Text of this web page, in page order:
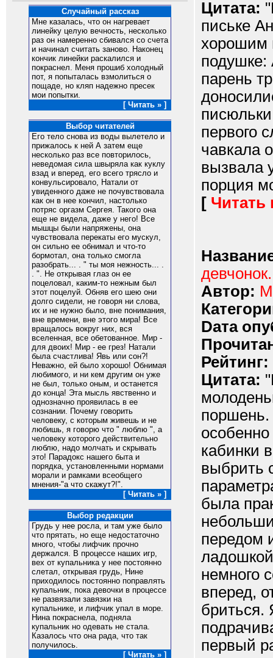
Случайный рассказ
Мне казалась, что он нагревает
линейку целую вечность, несколько
раз он намеренно сбивался со счета
и начинал считать заново. Наконец
кончик линейки раскалился и
покраснел. Меня прошиб холодный
пот, я попыталась взмолиться о
пощаде, но кляп надежно пресек
мои попытки.
[ Читать » ]
Выбор читателей
Его тело снова из воды вылетело и
прижалось к ней А затем еще
несколько раз все повторилось,
неведомая сила швыряла как куклу
взад и вперед, его всего трясло и
конвульсировало, Натали от
увиденного даже не почувствовала
как он в нее кончил, настолько
потряс оргазм Сергея. Такого она
еще не видела, даже у него! Все
мышцы были напряжены, она
чувствовала перекаты его мускул,
он сильно ее обнимал и что-то
бормотал, она только смогла
разобрать... . " ты моя нежность... .
. ". Не открывая глаз он ее
поцеловал, каким-то нежным был
этот поцелуй. Обняв его шею они
долго сидели, не говоря ни слова,
их и не нужно было, вне понимания,
вне времени, вне этого мира! Все
вращалось вокруг них, вся
вселенная, все обетованное. Мир -
для двоих! Мир - ее грез! Натали
была счастлива! Явь или сон?!
Неважно, ей было хорошо! Обнимая
любимого, и ни кем другим он уже
не был, только оным, и останется
до конца! Эта мысль явственно и
однозначно проявилась в ее
сознании. Почему говорить
человеку, с которым живешь и не
любишь, я говорю что " люблю ", а
человеку которого действительно
люблю, надо молчать и скрывать
это! Парадокс нашего быта и
порядка, установленными нормами
морали и рамками всеобщего
мнения-"а что скажут?!".
[ Читать » ]
Выбор редакции
Грудь у нее росла, и там уже было
что прятать, но еще недостаточно
много, чтобы лифчик прочно
держался. В процессе наших игр,
вех от купальника у нее постоянно
слетал, открывая грудь, Нине
приходилось постоянно поправлять
купальник, пока девочки в процессе
не развязали завязки на
купальнике, и лифчик упал в море.
Нина покраснела, подняла
купальник но одевать не стала.
Казалось что она рада, что так
получилось.
[ Читать » ]
Цитата:
письке
хорошим
подушке:
парень
первого
чавкала
вызвала
порция
[ Читать
Автор:
Dата
Рейтинг:
Цитата:
поршень.
кабинки
выбрить
была
передом
немного
вперед,
бриться.
первый